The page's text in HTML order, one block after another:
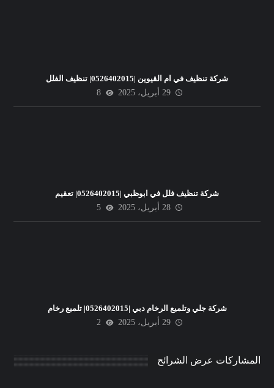
شركة تنظيف في ام القيوين |0526402015| تنظيف الفلل
29 أبريل، 2025
8
شركة تنظيف فلل في ابوظبي |0526402015| تعقيم
28 أبريل، 2025
5
شركة جلي وتلميع الرخام دبي |0526402015| تلميع رخام
29 أبريل، 2025
2
المشاركات عرض الشرائح